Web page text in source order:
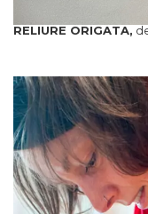
RELIURE ORIGATA,